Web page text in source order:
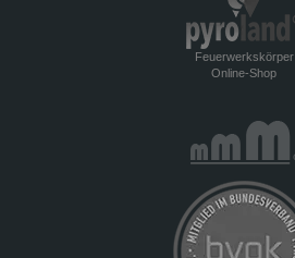
Feuerwerkskörper
Online-Shop